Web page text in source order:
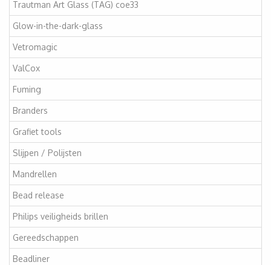
Trautman Art Glass (TAG) coe33
Glow-in-the-dark-glass
Vetromagic
ValCox
Fuming
Branders
Grafiet tools
Slijpen / Polijsten
Mandrellen
Bead release
Philips veiligheids brillen
Gereedschappen
Beadliner